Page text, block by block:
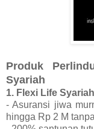
Produk
Syariah
1. Flexi Life Syariah
- Asuransi jiwa
hingga Rp 2 M